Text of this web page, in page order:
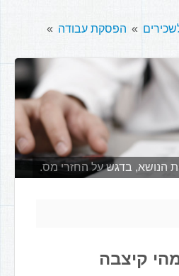
הפסקת עבודה
הנושא, בדגש על החזרי מס.
קיצבה